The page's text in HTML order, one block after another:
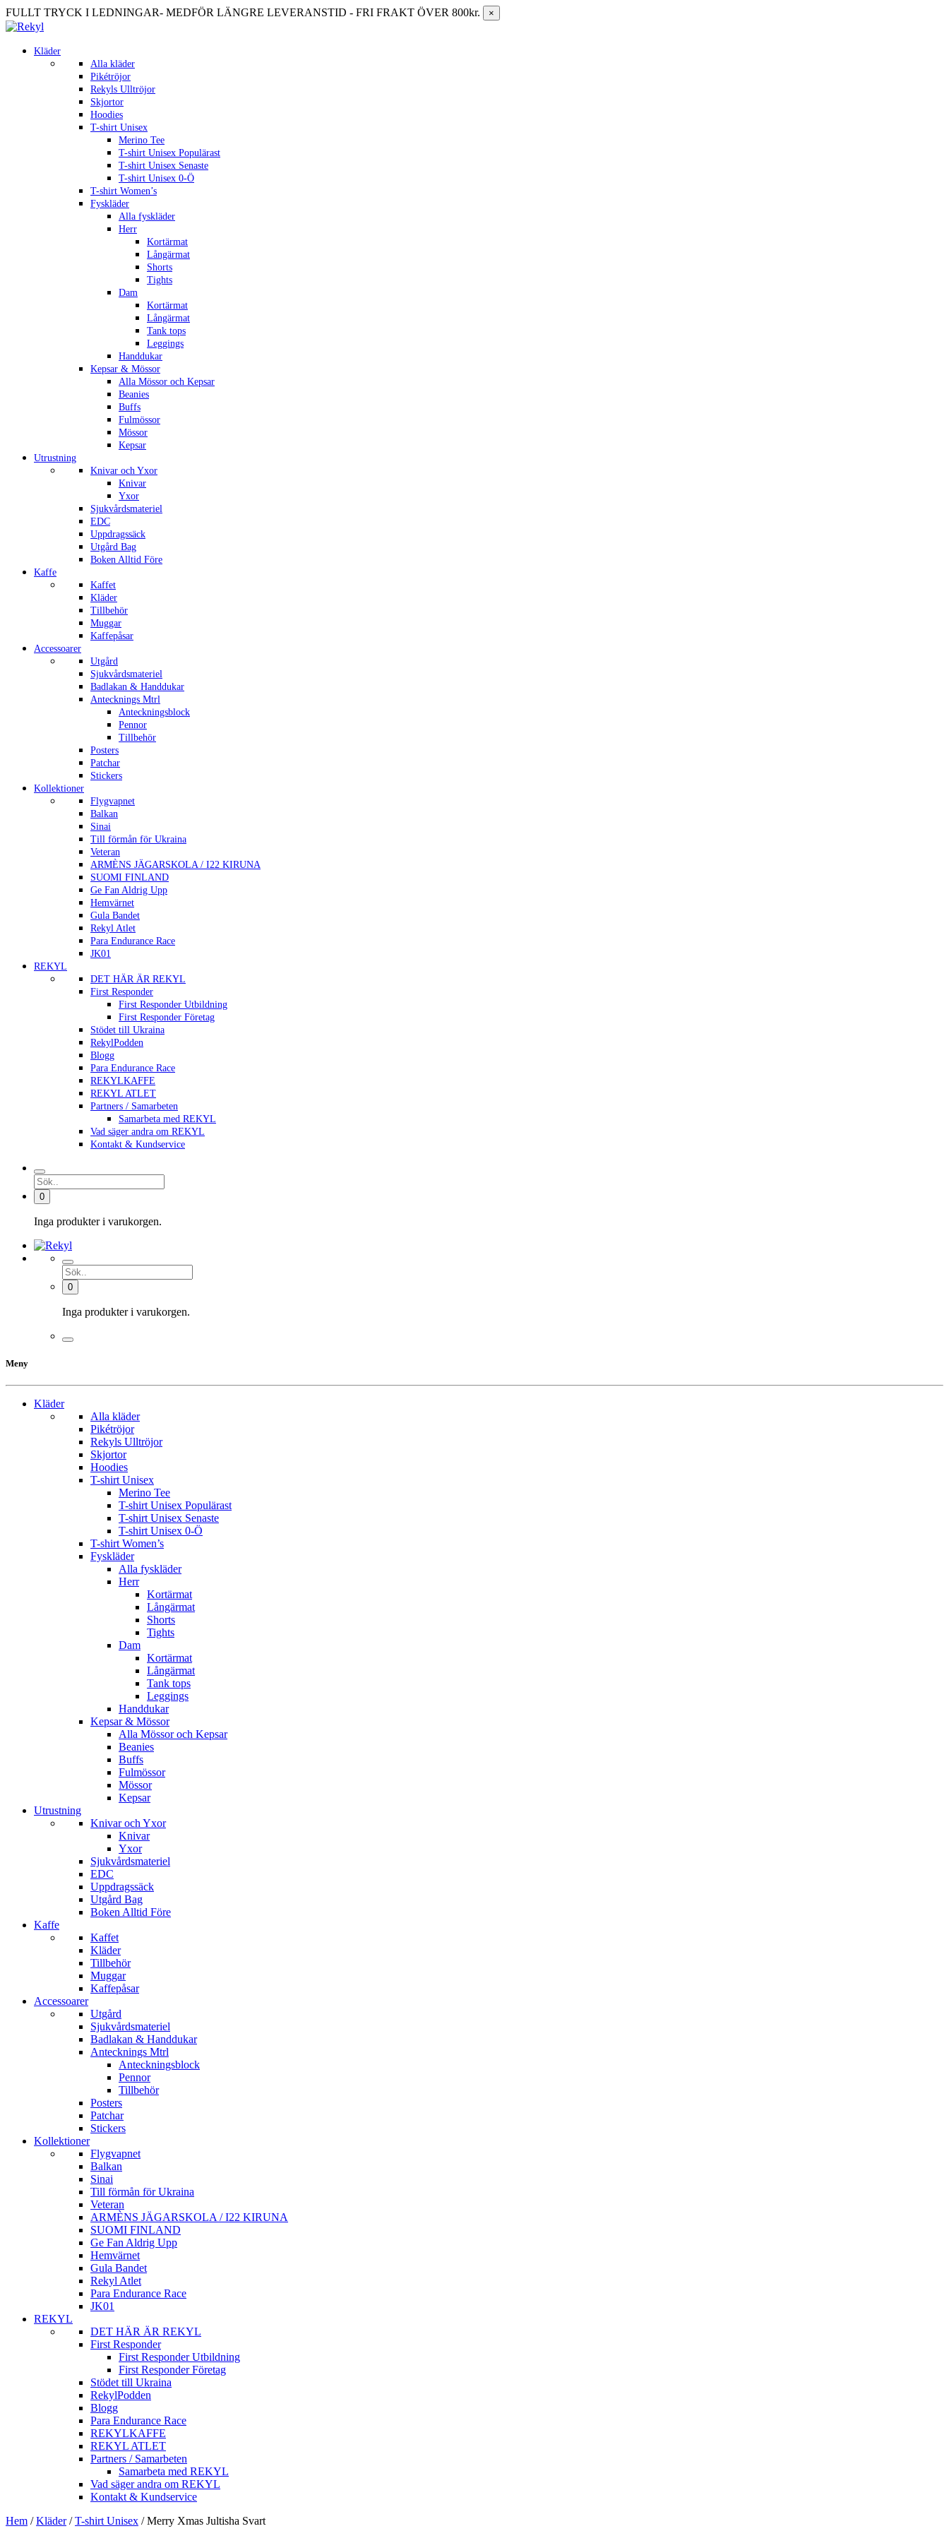
FULLT TRYCK I LEDNINGAR- MEDFÖR LÄNGRE LEVERANSTID - FRI FRAKT ÖVER 800kr. ×
Kläder
Alla kläder
Pikétröjor
Rekyls Ulltröjor
Skjortor
Hoodies
T-shirt Unisex
Merino Tee
T-shirt Unisex Populärast
T-shirt Unisex Senaste
T-shirt Unisex 0-Ö
T-shirt Women’s
Fyskläder
Alla fyskläder
Herr
Kortärmat
Långärmat
Shorts
Tights
Dam
Kortärmat
Långärmat
Tank tops
Leggings
Handdukar
Kepsar & Mössor
Alla Mössor och Kepsar
Beanies
Buffs
Fulmössor
Mössor
Kepsar
Utrustning
Knivar och Yxor
Knivar
Yxor
Sjukvårdsmateriel
EDC
Uppdragssäck
Utgård Bag
Boken Alltid Före
Kaffe
Kaffet
Kläder
Tillbehör
Muggar
Kaffepåsar
Accessoarer
Utgård
Sjukvårdsmateriel
Badlakan & Handdukar
Antecknings Mtrl
Anteckningsblock
Pennor
Tillbehör
Posters
Patchar
Stickers
Kollektioner
Flygvapnet
Balkan
Sinai
Till förmån för Ukraina
Veteran
ARMÈNS JÄGARSKOLA / I22 KIRUNA
SUOMI FINLAND
Ge Fan Aldrig Upp
Hemvärnet
Gula Bandet
Rekyl Atlet
Para Endurance Race
JK01
REKYL
DET HÄR ÄR REKYL
First Responder
First Responder Utbildning
First Responder Företag
Stödet till Ukraina
RekylPodden
Blogg
Para Endurance Race
REKYLKAFFE
REKYL ATLET
Partners / Samarbeten
Samarbeta med REKYL
Vad säger andra om REKYL
Kontakt & Kundservice
0
Inga produkter i varukorgen.
0
Inga produkter i varukorgen.
Meny
Kläder
Alla kläder
Pikétröjor
Rekyls Ulltröjor
Skjortor
Hoodies
T-shirt Unisex
Merino Tee
T-shirt Unisex Populärast
T-shirt Unisex Senaste
T-shirt Unisex 0-Ö
T-shirt Women’s
Fyskläder
Alla fyskläder
Herr
Kortärmat
Långärmat
Shorts
Tights
Dam
Kortärmat
Långärmat
Tank tops
Leggings
Handdukar
Kepsar & Mössor
Alla Mössor och Kepsar
Beanies
Buffs
Fulmössor
Mössor
Kepsar
Utrustning
Knivar och Yxor
Knivar
Yxor
Sjukvårdsmateriel
EDC
Uppdragssäck
Utgård Bag
Boken Alltid Före
Kaffe
Kaffet
Kläder
Tillbehör
Muggar
Kaffepåsar
Accessoarer
Utgård
Sjukvårdsmateriel
Badlakan & Handdukar
Antecknings Mtrl
Anteckningsblock
Pennor
Tillbehör
Posters
Patchar
Stickers
Kollektioner
Flygvapnet
Balkan
Sinai
Till förmån för Ukraina
Veteran
ARMÈNS JÄGARSKOLA / I22 KIRUNA
SUOMI FINLAND
Ge Fan Aldrig Upp
Hemvärnet
Gula Bandet
Rekyl Atlet
Para Endurance Race
JK01
REKYL
DET HÄR ÄR REKYL
First Responder
First Responder Utbildning
First Responder Företag
Stödet till Ukraina
RekylPodden
Blogg
Para Endurance Race
REKYLKAFFE
REKYL ATLET
Partners / Samarbeten
Samarbeta med REKYL
Vad säger andra om REKYL
Kontakt & Kundservice
Hem / Kläder / T-shirt Unisex /Merry Xmas Jultisha Svart